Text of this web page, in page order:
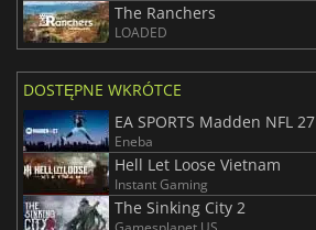
The Ranchers
LOADED
DOSTĘPNE WKRÓTCE
EA SPORTS Madden NFL 27
Eneba
Hell Let Loose Vietnam
Instant Gaming
The Sinking City 2